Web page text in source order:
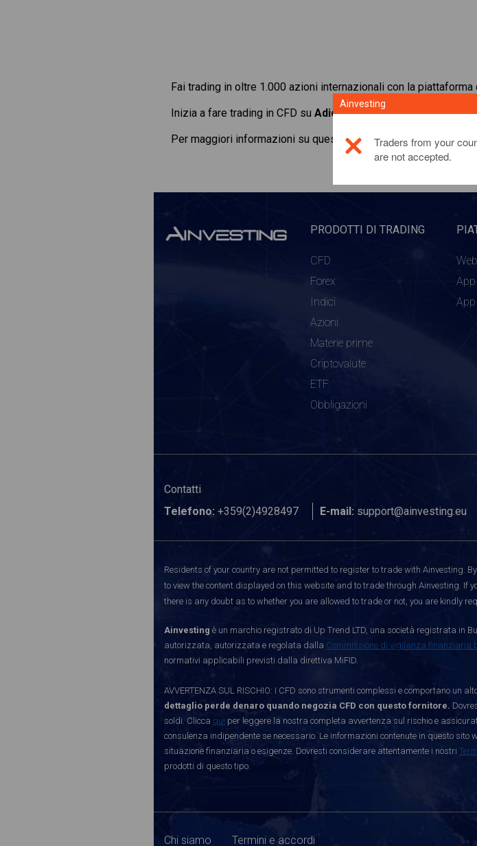
Fai trading in oltre 1.000 azioni internazionali con la
Inizia a fare trading in CFD su Adidas AG. Ottieni quotazioni in
Per maggiori informazioni su questo prodotto di investimento,
PRODOTTI DI TRADING
CFD
Forex
Indici
Azioni
Materie prime
Criptovalute
ETF
Obbligazioni
Contatti
Telefono: +359(2)4928497 E-mail: support@ainvesting.eu
Residents of your country are not permitted to register to trade with Ainvesting.
to view the content displayed on this website and to trade through Ainvesting.
there is any doubt as to whether you are allowed to trade or not, you are kindly
Ainvesting è un marchio registrato di Up Trend LTD, una società registrata in
autorizzata, autorizzata e regolata dalla Commissione di vigilanza finanziaria
normativi applicabili previsti dalla direttiva MiFID.
AVVERTENZA SUL RISCHIO: I CFD sono strumenti complessi e comportano
dettaglio perde denaro quando negozia CFD con questo fornitore.
soldi. Clicca qui per leggere la nostra completa avvertenza sul rischio e
consulenza indipendente se necessario. Le informazioni contenute in questo
situazione finanziaria o esigenze. Dovresti considerare attentamente i nostri
prodotti di questo tipo.
Chi siamo Termini e accordi
Ainvesting
Traders from your
are not accepted.